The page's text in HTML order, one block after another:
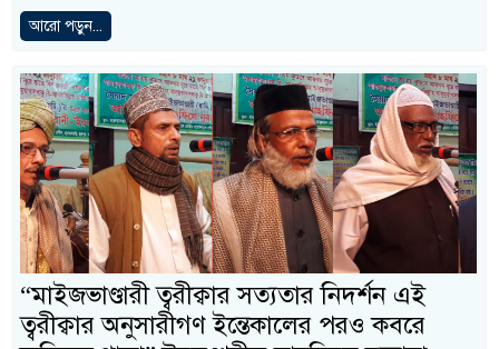
আরো পড়ুন...
“মাইজভাণ্ডারী ত্বরীক্বার সত্যতার নিদর্শন এই
ত্বরীক্বার অনুসারীগণ ইন্তেকালের পরও কবরে